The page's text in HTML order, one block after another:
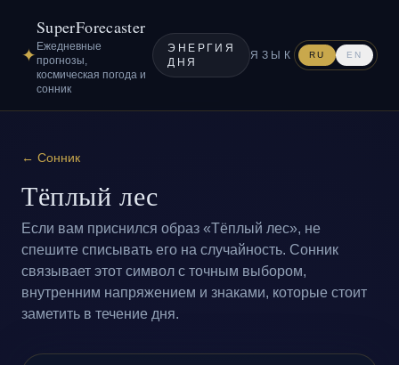
✦
SuperForecaster
Ежедневные
прогнозы,
космическая погода и
сонник
ЭНЕРГИЯ
ДНЯ
ЯЗЫК RU EN
← Сонник
Тёплый лес
Если вам приснился образ «Тёплый лес», не
спешите списывать его на случайность. Сонник
связывает этот символ с точным выбором,
внутренним напряжением и знаками, которые стоит
заметить в течение дня.